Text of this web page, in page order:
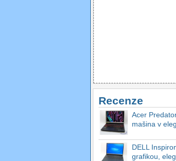
Recenze
Acer
mašina v
DELL
grafikou,